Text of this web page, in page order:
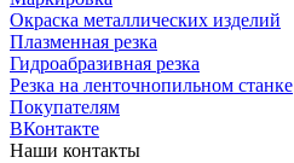
Окраска металлических изделий
Плазменная резка
Гидроабразивная резка
Резка на ленточнопильном станке
Покупателям
ВКонтакте
Наши контакты